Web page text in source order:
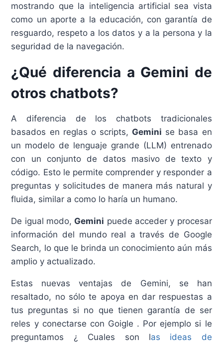
mostrando que la inteligencia artificial sea vista
como un aporte a la educación, con garantía de
resguardo, respeto a los datos y a la persona y la
seguridad de la navegación.
¿Qué diferencia a Gemini de
otros chatbots?
A diferencia de los chatbots tradicionales
basados en reglas o scripts, Gemini se basa en
un modelo de lenguaje grande (LLM) entrenado
con un conjunto de datos masivo de texto y
código. Esto le permite comprender y responder a
preguntas y solicitudes de manera más natural y
fluida, similar a como lo haría un humano.
De igual modo, Gemini puede acceder y procesar
información del mundo real a través de Google
Search, lo que le brinda un conocimiento aún más
amplio y actualizado.
Estas nuevas ventajas de Gemini, se han
resaltado, no sólo te apoya en dar respuestas a
tus preguntas si no que tienen garantía de ser
reles y conectarse con Goigle . Por ejemplo si le
preguntamos ¿ Cuales son las ideas de